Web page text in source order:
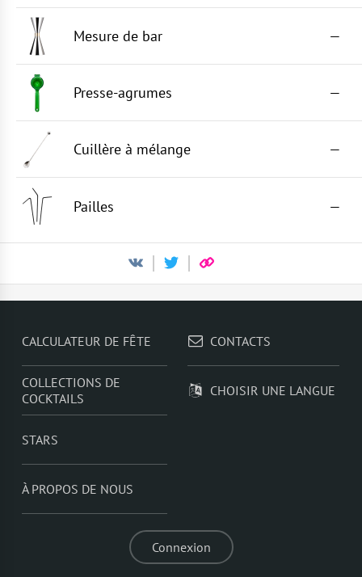
Mesure de bar —
Presse-agrumes —
Cuillère à mélange —
Pailles —
CALCULATEUR DE FÊTE
COLLECTIONS DE
COCKTAILS
STARS
À PROPOS DE NOUS
CONTACTS
CHOISIR UNE LANGUE
Connexion